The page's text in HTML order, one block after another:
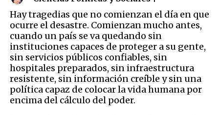
Hay tragedias que no comienzan el día en que
ocurre el desastre. Comienzan mucho antes,
cuando un país se va quedando sin
instituciones capaces de proteger a su gente,
sin servicios públicos confiables, sin
hospitales preparados, sin infraestructura
resistente, sin información creíble y sin una
política capaz de colocar la vida humana por
encima del cálculo del poder.